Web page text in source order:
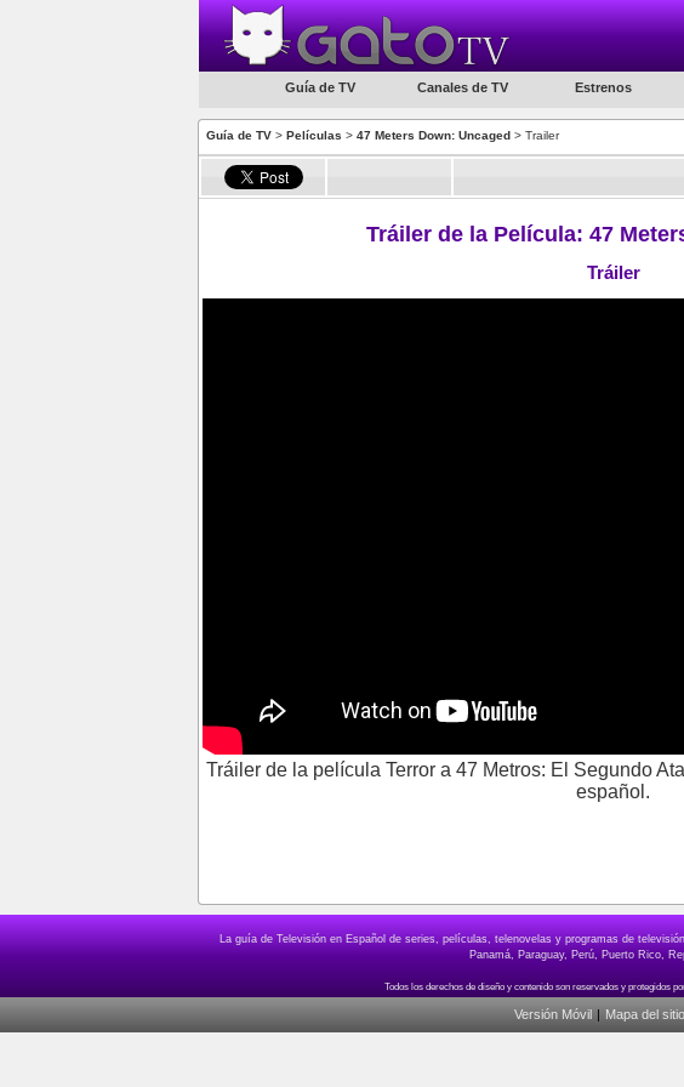
Guía de TV Canales de TV Estrenos
Guía de TV > Películas > 47 Meters Down: Uncaged > Trailer
Tráiler de la Película: 47
Tráiler
Tráiler de la película Terror a 47 Metros: El Segundo
español.
La guía de Televisión en Español de series, películas, telenovelas y programas de
Panamá, Paraguay, Perú, Puerto Rico,
Versión Móvil | Mapa del sitio